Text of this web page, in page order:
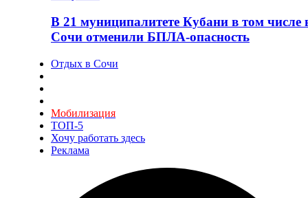
В 21 муниципалитете Кубани в том числе
Сочи отменили БПЛА-опасность
Отдых в Сочи
Мобилизация
ТОП-5
Хочу работать здесь
Реклама